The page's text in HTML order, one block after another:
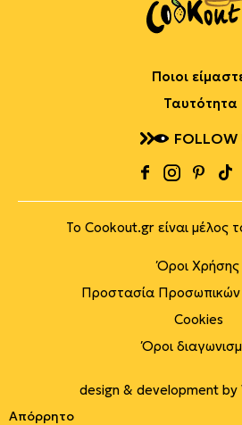
Ποιοι
Ταυτότητα
FOLLOW
Το Cookout.gr είναι μέλος
Όροι Χρήσης
Προστασία
Cookies
Όροι
design & development by
Απόρρητο